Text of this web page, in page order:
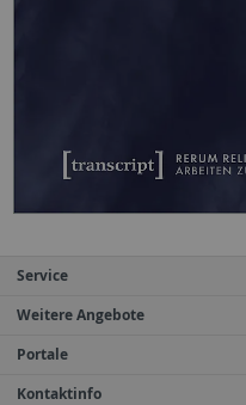
Service
Weitere Angebote
Portale
Kontaktinfo